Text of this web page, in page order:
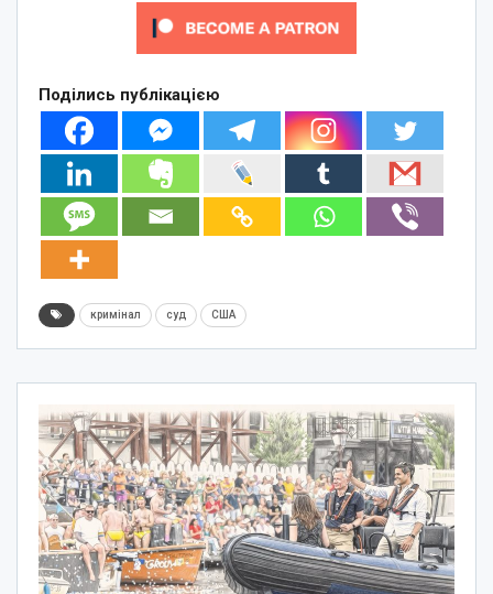
Поділись публікацією
кримінал суд США